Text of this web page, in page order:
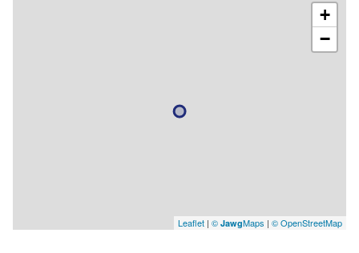
+
−
Leaflet | © JawgMaps | © OpenStreetMap